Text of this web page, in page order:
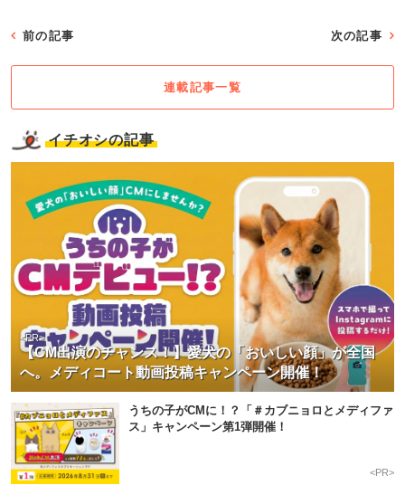
前の記事 次の記事
連載記事一覧
イチオシの記事
【CM出演のチャンス！】愛犬の「おいしい顔」が全国
へ。メディコート動画投稿キャンペーン開催！
<PR>
うちの子がCMに！？「＃カブニョロとメディファ
ス」キャンペーン第1弾開催！
<PR>